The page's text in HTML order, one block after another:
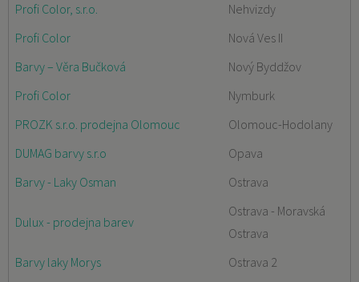
Profi Color, s.r.o.
Nehvizdy
Profi Color
Nová Ves II
Barvy – Věra Bučková
Nový Byddžov
Profi Color
Nymburk
PROZK s.r.o. prodejna Olomouc
Olomouc-Hodolany
DUMAG barvy s.r.o
Opava
Barvy - Laky Osman
Ostrava
Dulux - prodejna barev
Ostrava - Moravská
Ostrava
Barvy laky Morys
Ostrava 2